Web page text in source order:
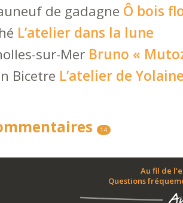
de gadagne Ô bois
L’atelier dans la lune
sur-Mer Bruno «
Bicetre L’atelier de
14
Au fil de
Questions